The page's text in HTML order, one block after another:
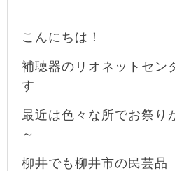
こんにちは！
補聴器のリオネットセ
す
最近は色々な所でお祭り
～
柳井でも柳井市の民芸品